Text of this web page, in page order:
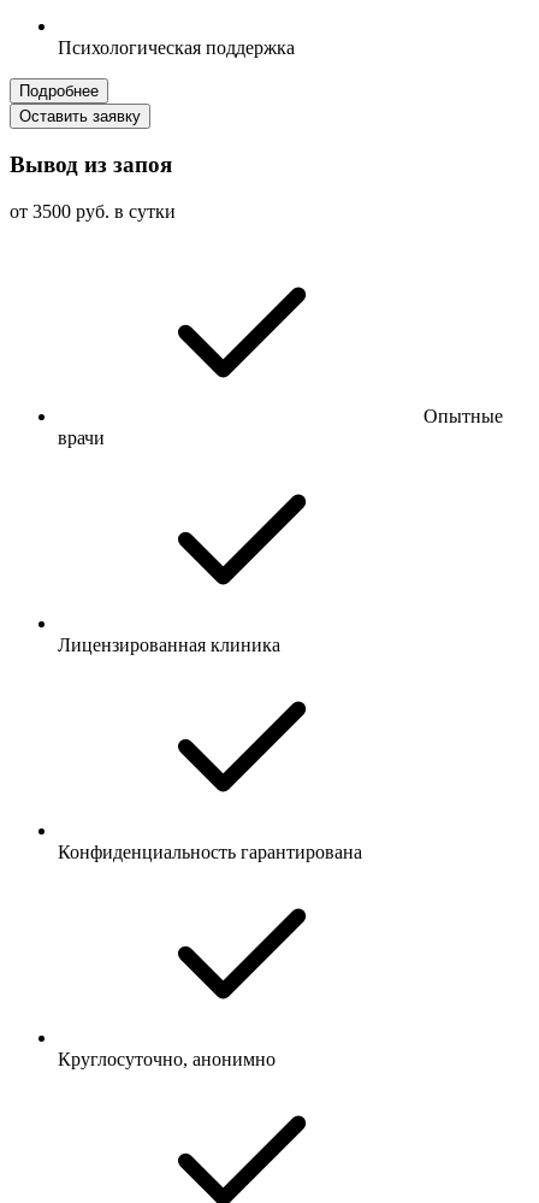
Психологическая поддержка
Подробнее
Оставить заявку
Вывод из запоя
от 3500 руб. в сутки
Опытные
врачи
Лицензированная клиника
Конфиденциальность гарантирована
Круглосуточно, анонимно